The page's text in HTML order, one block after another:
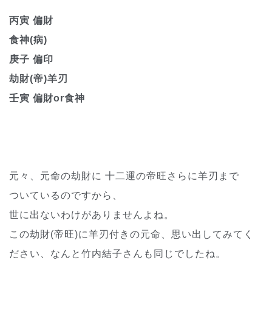
丙寅 偏財
食神(病)
庚子 偏印
劫財(帝)羊刃
壬寅 偏財or食神
元々、元命の劫財に 十二運の帝旺さらに羊刃まで
ついているのですから、
世に出ないわけがありませんよね。
この劫財(帝旺)に羊刃付きの元命、思い出してみてく
ださい、なんと竹内結子さんも同じでしたね。